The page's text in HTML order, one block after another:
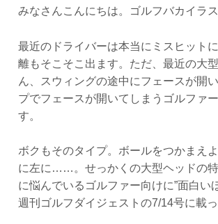
みなさんこんにちは。ゴルフバカイラ
最近のドライバーは本当にミスヒット
離もそこそこ出ます。ただ、最近の大
ん、スウィングの途中にフェースが開
プでフェースが開いてしまうゴルファ
す。
ボクもそのタイプ。ボールをつかまえ
に左に……。せっかくの大型ヘッドの
に悩んでいるゴルファー向けに”面白
週刊ゴルフダイジェストの7/14号に載